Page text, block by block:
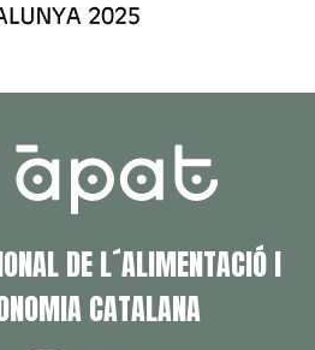
DE L´ALIMENTACIÓ I
CATALANA